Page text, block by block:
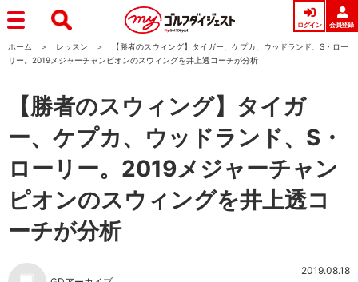
ログイン 会員登録
ホーム レッスン
【勝者のスウィング】タイガー、ケプカ、ウッドランド、S・ロー
リー。2019メジャーチャンピオンのスウィングを井上透コーチが分析
【勝者のスウィング】タイガ
ー、ケプカ、ウッドランド、S・
ローリー。2019メジャーチャン
ピオンのスウィングを井上透コ
ーチが分析
2019.08.18